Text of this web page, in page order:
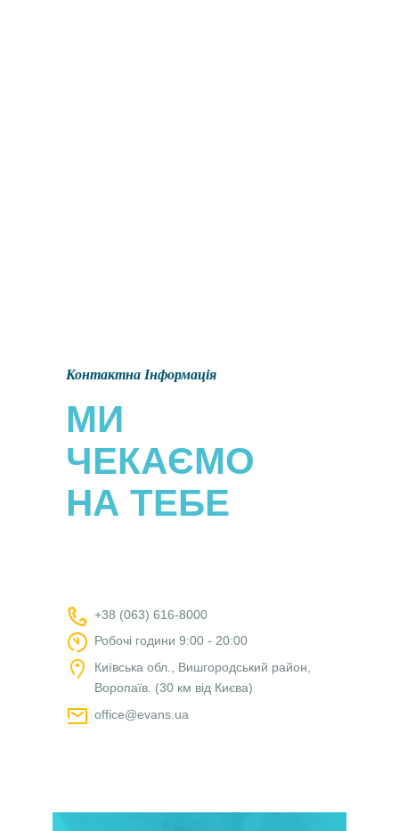
Контактна Інформація
МИ
ЧЕКАЄМО
НА ТЕБЕ
+38 (063) 616-8000
Робочі години 9:00 - 20:00
Київська обл., Вишгородський район,
Воропаїв. (30 км від Києва)
office@evans.ua